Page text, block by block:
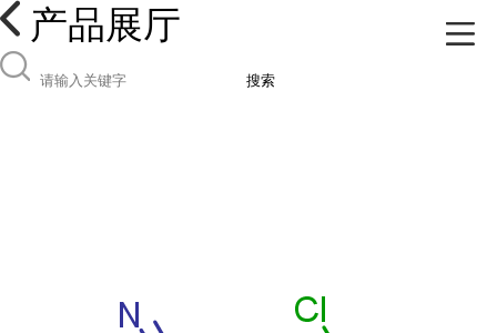
产品展厅
搜索